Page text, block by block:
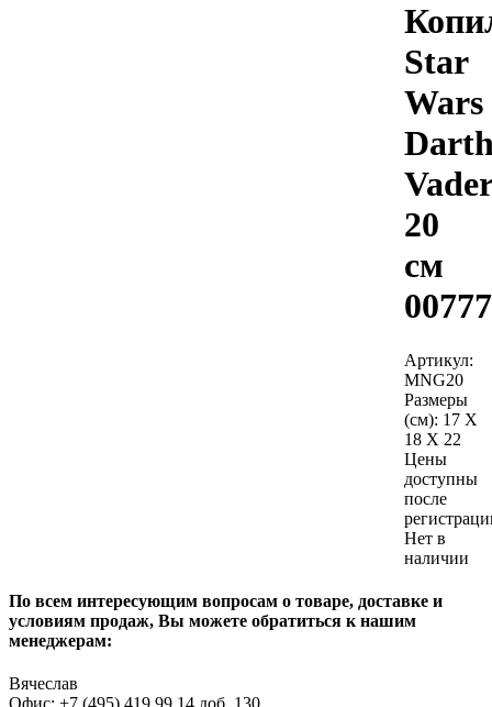
Star
Wars
Vader
20
см
Артикул:
MNG20
Размеры
(см): 17 X
18 X 22
Цены
доступны
после
Нет в
наличии
По всем интересующим вопросам о товаре, доставке и
условиям продаж, Вы можете обратиться к нашим
менеджерам:
Вячеслав